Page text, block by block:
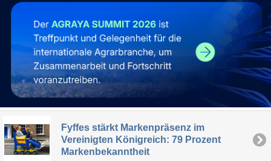
Fyffes stärkt Markenpräsenz im
Vereinigten Königreich: 79 Prozent
Markenbekanntheit